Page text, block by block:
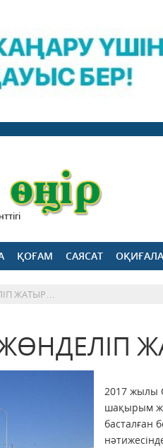
ҚОҒАМ САЯСАТ
ЖАТЫР…
2017 жылы
шақырым
басталған